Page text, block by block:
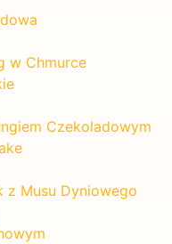
w Chmurce
Czekoladowym
z Musu Dyniowego